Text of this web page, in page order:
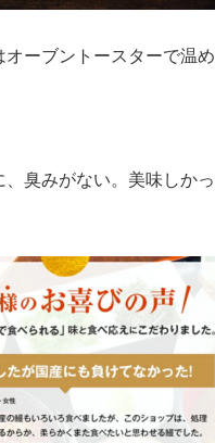
オーブントースターで温め
、臭みがない。美味しか